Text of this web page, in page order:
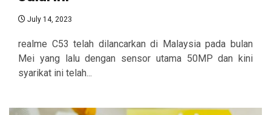
July 14, 2023
realme C53 telah dilancarkan di Malaysia pada bulan
Mei yang lalu dengan sensor utama 50MP dan kini
syarikat ini telah...